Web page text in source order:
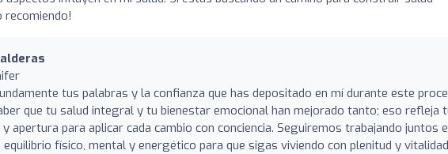
tus palabras y la confianza que has depositado en mí durante este
que tu salud integral y tu bienestar emocional han mejorado tanto; eso refleja
apertura para aplicar cada cambio con conciencia. Seguiremos trabajando juntos
físico, mental y energético para que sigas viviendo con plenitud y